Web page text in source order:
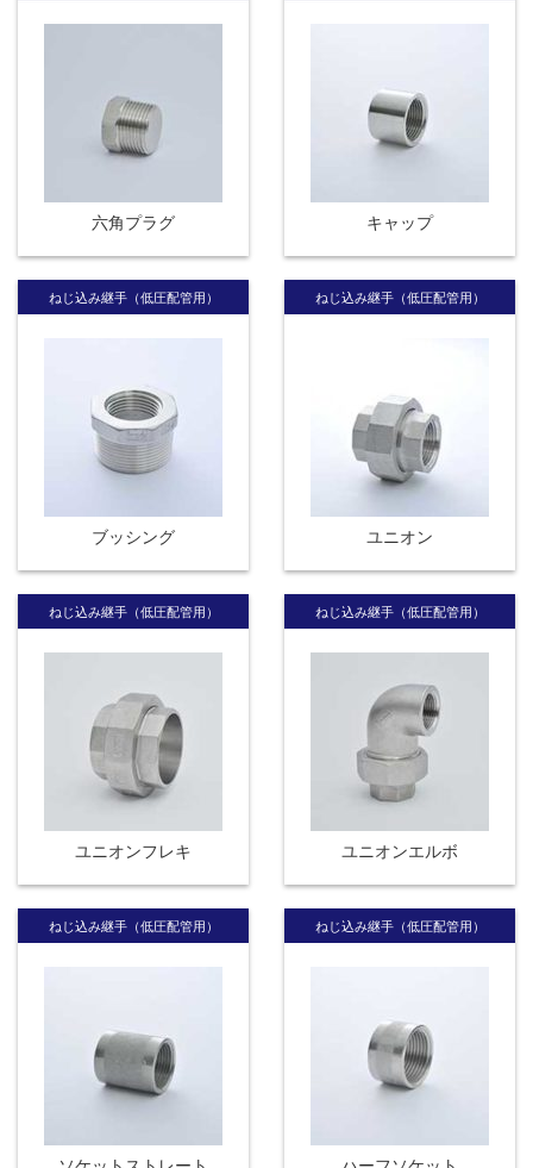
六角プラグ キャップ
ねじ込み継手（低圧配管用）
ブッシング
ねじ込み継手（低圧配管用）
ユニオン
ねじ込み継手（低圧配管用）
ユニオンフレキ
ねじ込み継手（低圧配管用）
ユニオンエルボ
ねじ込み継手（低圧配管用） ねじ込み継手（低圧配管用）